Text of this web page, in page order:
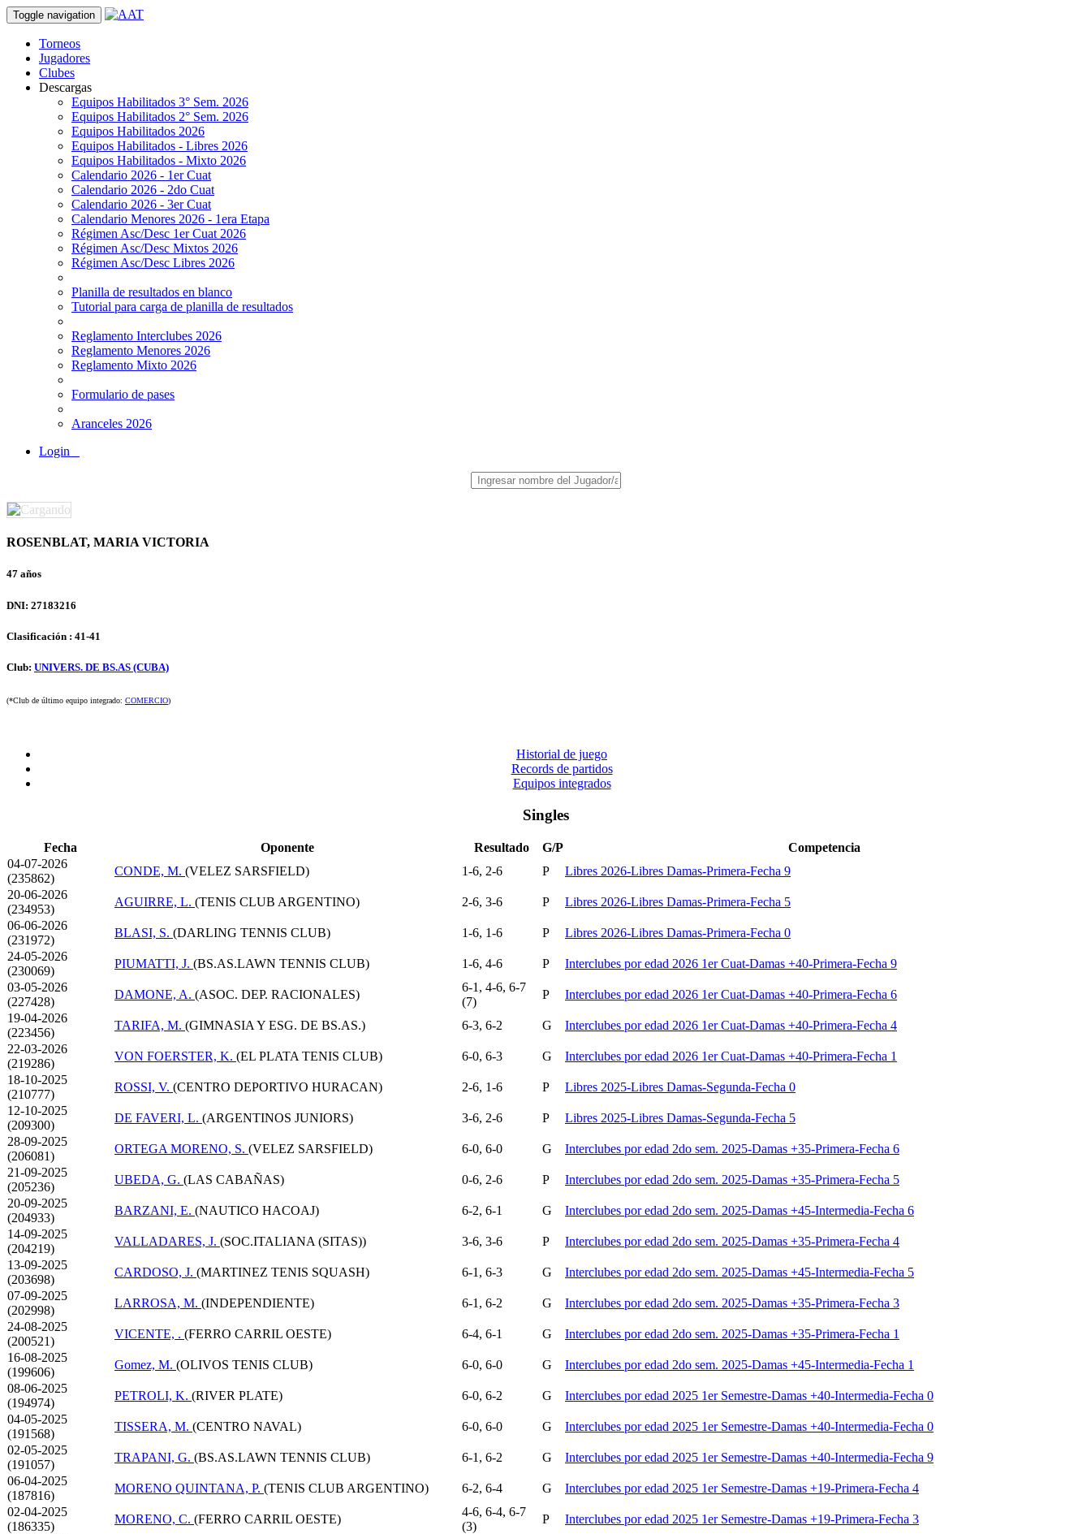
Toggle navigation
Torneos
Jugadores
Clubes
Descargas
Equipos Habilitados 3° Sem. 2026
Equipos Habilitados 2° Sem. 2026
Equipos Habilitados 2026
Equipos Habilitados - Libres 2026
Equipos Habilitados - Mixto 2026
Calendario 2026 - 1er Cuat
Calendario 2026 - 2do Cuat
Calendario 2026 - 3er Cuat
Calendario Menores 2026 - 1era Etapa
Régimen Asc/Desc 1er Cuat 2026
Régimen Asc/Desc Mixtos 2026
Régimen Asc/Desc Libres 2026
Planilla de resultados en blanco
Tutorial para carga de planilla de resultados
Reglamento Interclubes 2026
Reglamento Menores 2026
Reglamento Mixto 2026
Formulario de pases
Aranceles 2026
Login
ROSENBLAT, MARIA VICTORIA
47 años
DNI: 27183216
Clasificación : 41-41
Club: UNIVERS. DE BS.AS (CUBA)
(*Club de último equipo integrado: COMERCIO)
Historial de juego
Records de partidos
Equipos integrados
Singles
Fecha Oponente Resultado G/P
Competencia
04-07-2026
(235862)
CONDE, M. (VELEZ SARSFIELD) 1-6, 2-6 P
Libres 2026-Libres Damas-Primera-Fecha 9
20-06-2026
(234953)
AGUIRRE, L. (TENIS CLUB ARGENTINO) 2-6, 3-6 P
Libres 2026-Libres Damas-Primera-Fecha 5
06-06-2026
(231972)
BLASI, S. (DARLING TENNIS CLUB) 1-6, 1-6 P
Libres 2026-Libres Damas-Primera-Fecha 0
24-05-2026
(230069)
PIUMATTI, J. (BS.AS.LAWN TENNIS CLUB) 1-6, 4-6 P
Interclubes por edad 2026 1er Cuat-Damas +40-Primera-Fecha 9
03-05-2026
(227428)
DAMONE, A. (ASOC. DEP. RACIONALES)
6-1, 4-6, 6-7
(7)
P
Interclubes por edad 2026 1er Cuat-Damas +40-Primera-Fecha 6
19-04-2026
(223456)
TARIFA, M. (GIMNASIA Y ESG. DE BS.AS.) 6-3, 6-2 G
Interclubes por edad 2026 1er Cuat-Damas +40-Primera-Fecha 4
22-03-2026
(219286)
VON FOERSTER, K. (EL PLATA TENIS CLUB) 6-0, 6-3 G
Interclubes por edad 2026 1er Cuat-Damas +40-Primera-Fecha 1
18-10-2025
(210777)
ROSSI, V. (CENTRO DEPORTIVO HURACAN) 2-6, 1-6 P
Libres 2025-Libres Damas-Segunda-Fecha 0
12-10-2025
(209300)
DE FAVERI, L. (ARGENTINOS JUNIORS) 3-6, 2-6 P
Libres 2025-Libres Damas-Segunda-Fecha 5
28-09-2025
(206081)
ORTEGA MORENO, S. (VELEZ SARSFIELD) 6-0, 6-0 G
Interclubes por edad 2do sem. 2025-Damas +35-Primera-Fecha 6
21-09-2025
(205236)
UBEDA, G. (LAS CABAÑAS) 0-6, 2-6 P
Interclubes por edad 2do sem. 2025-Damas +35-Primera-Fecha 5
20-09-2025
(204933)
BARZANI, E. (NAUTICO HACOAJ) 6-2, 6-1 G
Interclubes por edad 2do sem. 2025-Damas +45-Intermedia-Fecha 6
14-09-2025
(204219)
VALLADARES, J. (SOC.ITALIANA (SITAS)) 3-6, 3-6 P
Interclubes por edad 2do sem. 2025-Damas +35-Primera-Fecha 4
13-09-2025
(203698)
CARDOSO, J. (MARTINEZ TENIS SQUASH) 6-1, 6-3 G
Interclubes por edad 2do sem. 2025-Damas +45-Intermedia-Fecha 5
07-09-2025
(202998)
LARROSA, M. (INDEPENDIENTE) 6-1, 6-2 G
Interclubes por edad 2do sem. 2025-Damas +35-Primera-Fecha 3
24-08-2025
(200521)
VICENTE, . (FERRO CARRIL OESTE) 6-4, 6-1 G
Interclubes por edad 2do sem. 2025-Damas +35-Primera-Fecha 1
16-08-2025
(199606)
Gomez, M. (OLIVOS TENIS CLUB) 6-0, 6-0 G
Interclubes por edad 2do sem. 2025-Damas +45-Intermedia-Fecha 1
08-06-2025
(194974)
PETROLI, K. (RIVER PLATE) 6-0, 6-2 G
Interclubes por edad 2025 1er Semestre-Damas +40-Intermedia-Fecha 0
04-05-2025
(191568)
TISSERA, M. (CENTRO NAVAL) 6-0, 6-0 G
Interclubes por edad 2025 1er Semestre-Damas +40-Intermedia-Fecha 0
02-05-2025
(191057)
TRAPANI, G. (BS.AS.LAWN TENNIS CLUB) 6-1, 6-2 G
Interclubes por edad 2025 1er Semestre-Damas +40-Intermedia-Fecha 9
06-04-2025
(187816)
MORENO QUINTANA, P. (TENIS CLUB ARGENTINO) 6-2, 6-4 G
Interclubes por edad 2025 1er Semestre-Damas +19-Primera-Fecha 4
02-04-2025
(186335)
MORENO, C. (FERRO CARRIL OESTE)
4-6, 6-4, 6-7
(3)
P
Interclubes por edad 2025 1er Semestre-Damas +19-Primera-Fecha 3